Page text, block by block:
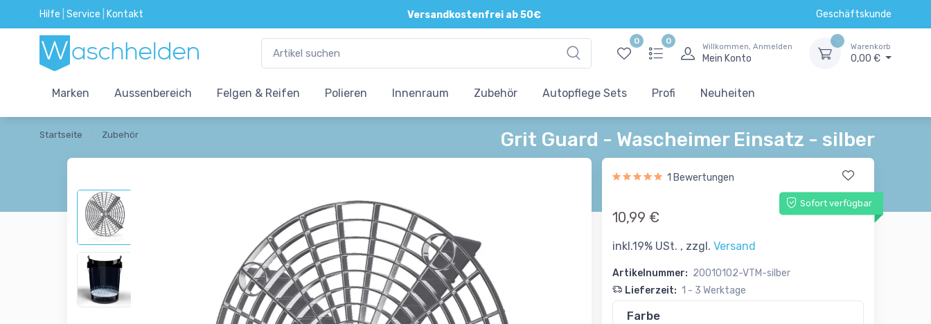
Hilfe Service Kontakt Versandkostenfrei ab 50€
Direkte und persönliche Beratung Geschäftskunde
0 0
Willkommen, Anmelden
Mein Konto
Warenkorb
0,00 €
Marken Aussenbereich Felgen & Reifen Polieren Innenraum Zubehör Autopflege Sets Profi Neuheiten
Startseite Zubehör Grit Guard - Wascheimer Einsatz - silber
1 Bewertungen
Sofort verfügbar
10,99 €
inkl.19% USt. , zzgl. Versand
Artikelnummer: 20010102-VTM-silber
Lieferzeit: 1 - 3 Werktage
Farbe